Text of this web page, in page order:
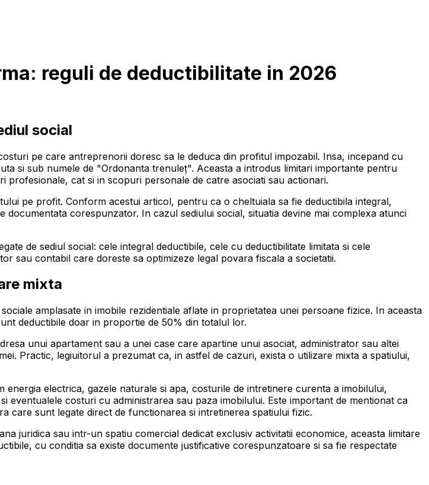
reguli de deductibilitate in 2026
social
pe care antreprenorii doresc sa le deduca din profitul impozabil. Insa, incepand cu
si sub numele de "Ordonanta trenuleț". Aceasta a introdus limitari importante pentru
profesionale, cat si in scopuri personale de catre asociati sau actionari.
pe profit. Conform acestui articol, pentru ca o cheltuiala sa fie deductibila integral,
corespunzator. In cazul sediului social, situatia devine mai complexa atunci
de sediul social: cele integral deductibile, cele cu deductibilitate limitata si cele
sau contabil care doreste sa optimizeze legal povara fiscala a societatii.
mixta
amplasate in imobile rezidentiale aflate in proprietatea unei persoane fizice. In aceasta
deductibile doar in proportie de 50% din totalul lor.
unui apartament sau a unei case care apartine unui asociat, administrator sau altei
Practic, legiuitorul a prezumat ca, in astfel de cazuri, exista o utilizare mixta a spatiului,
electrica, gazele naturale si apa, costurile de intretinere curenta a imobilului,
costuri cu administrarea sau paza imobilului. Este important de mentionat ca
care sunt legate direct de functionarea si intretinerea spatiului fizic.
juridica sau intr-un spatiu comercial dedicat exclusiv activitatii economice, aceasta limitare
cu conditia sa existe documente justificative corespunzatoare si sa fie respectate